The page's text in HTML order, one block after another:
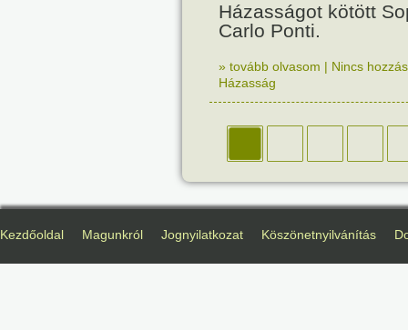
Házasságot kötött
Carlo Ponti.
» tovább olvasom | Nincs
Házasság
Kezdőoldal Magunkról Jognyilatkozat Köszönetnyilvánítás